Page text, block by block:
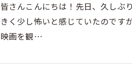
皆さんこんにちは！先日、久しぶ
きく少し怖いと感じていたのです
映画を観…